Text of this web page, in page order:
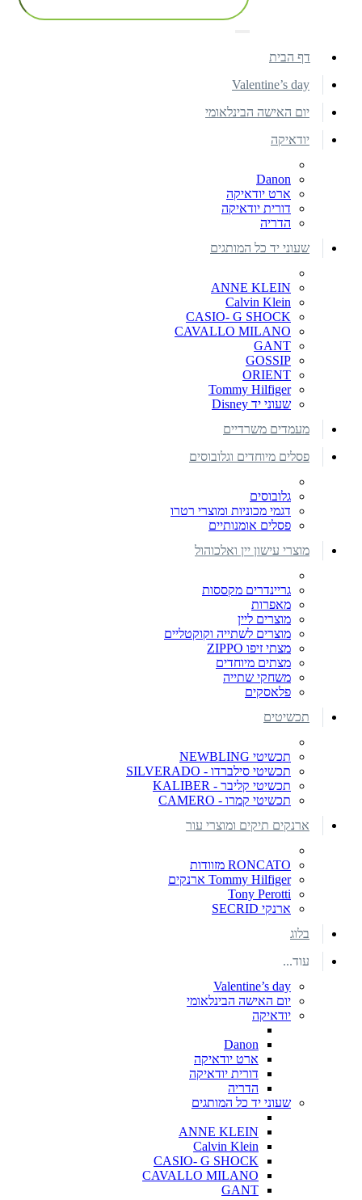
דף הבית
Valentine’s day
יום האישה הבינלאומי
יודאיקה
Danon
ארט יודאיקה
דורית יודאיקה
הדריה
שעוני יד כל המותגים
ANNE KLEIN
Calvin Klein
CASIO- G SHOCK
CAVALLO MILANO
GANT
GOSSIP
ORIENT
Tommy Hilfiger
שעוני יד Disney
מעמדים משרדיים
פסלים מיוחדים וגלובוסים
גלובוסים
דגמי מכוניות ומוצרי רטרו
פסלים אומנותיים
מוצרי עישון יין ואלכוהול
גריינדרים מקססות
מאפרות
מוצרים ליין
מוצרים לשתייה וקוקטליים
מצתי זיפו ZIPPO
מצתים מיוחדים
משחקי שתייה
פלאסקים
תכשיטים
תכשיטי NEWBLING
תכשיטי סילברדו - SILVERADO
תכשיטי קליבר - KALIBER
תכשיטי קמרו - CAMERO
ארנקים תיקים ומוצרי עור
RONCATO מזוודות
Tommy Hilfiger ארנקים
Tony Perotti
ארנקי SECRID
בלוג
עוד...
Valentine’s day
יום האישה הבינלאומי
יודאיקה
Danon
ארט יודאיקה
דורית יודאיקה
הדריה
שעוני יד כל המותגים
ANNE KLEIN
Calvin Klein
CASIO- G SHOCK
CAVALLO MILANO
GANT